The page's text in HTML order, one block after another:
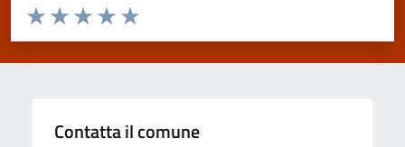
Valuta da 1 a 5 stelle la pagina
Valuta 5 stelle su 5
Valuta 4 stelle su 5
Valuta 3 stelle su 5
Valuta 2 stelle su 5
Valuta 1 stelle su 5
Contatta il comune